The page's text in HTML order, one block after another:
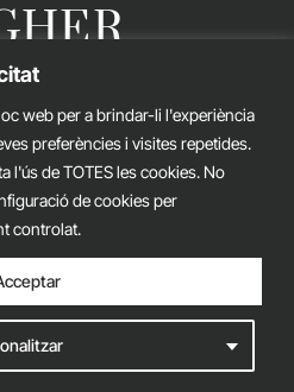
web per a brindar-li l'experiència
preferències i visites repetides.
l'ús de TOTES les cookies. No
de cookies per
controlat.
-
ALL RIGHTS RESERVED
policy
web